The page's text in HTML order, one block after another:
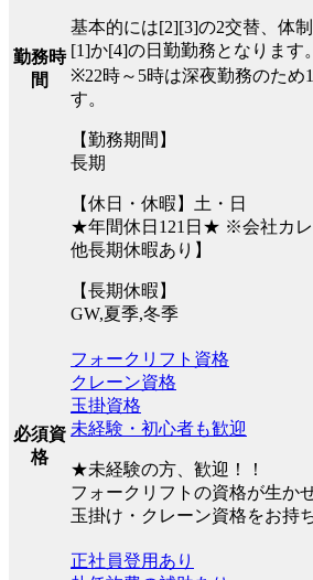
勤務時
間
基本的には[2][3]の2交替、体
[1]か[4]の日勤勤務となります。
※22時～5時は深夜勤務のため
す。
【勤務期間】
長期
【休日・休暇】土・日
★年間休日121日★ ※会社カレ
他長期休暇あり】
【長期休暇】
GW,夏季,冬季
必須資
格
フォークリフト資格
クレーン資格
玉掛資格
未経験・初心者も歓迎
★未経験の方、歓迎！！
フォークリフトの資格が生か
玉掛け・クレーン資格をお持
正社員登用あり